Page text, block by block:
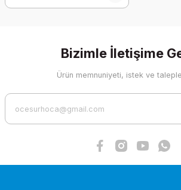
Bizimle İletişime
Ürün memnuniyeti, istek ve